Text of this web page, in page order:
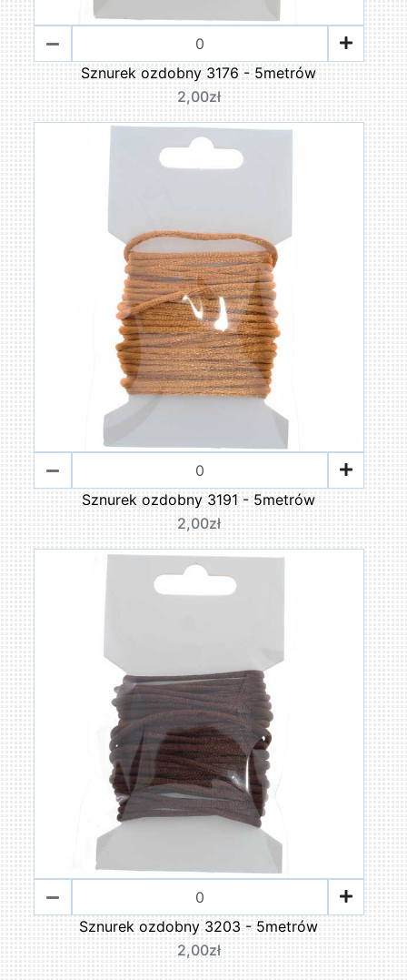
Sznurek ozdobny 3176 - 5metrów
2,00zł
Sznurek ozdobny 3191 - 5metrów
2,00zł
Sznurek ozdobny 3203 - 5metrów
2,00zł